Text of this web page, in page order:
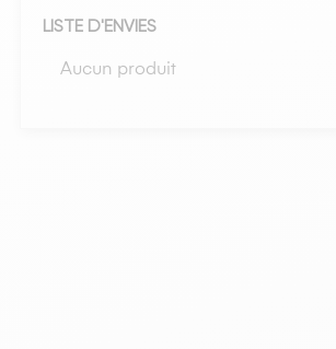
LISTE D'ENVIES
Aucun produit